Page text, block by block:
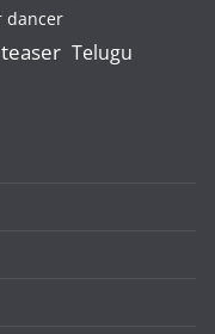
dancer
teaser Telugu